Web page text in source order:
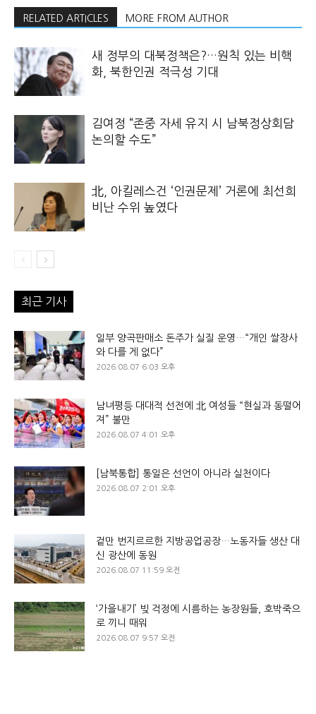
RELATED ARTICLES MORE FROM AUTHOR
새 정부의 대북정책은?…원칙 있는 비핵
화, 북한인권 적극성 기대
김여정 “존중 자세 유지 시 남북정상회담
논의할 수도”
北, 아킬레스건 ‘인권문제’ 거론에 최선희
비난 수위 높였다
최근 기사
일부 양곡판매소 돈주가 실질 운영…“개인 쌀장사
와 다를 게 없다”
2026.08.07 6:03 오후
남녀평등 대대적 선전에 北 여성들 “현실과 동떨어
져” 불만
2026.08.07 4:01 오후
[남북통합] 통일은 선언이 아니라 실천이다
2026.08.07 2:01 오후
겉만 번지르르한 지방공업공장…노동자들 생산 대
신 광산에 동원
2026.08.07 11:59 오전
‘가을내기’ 빚 걱정에 시름하는 농장원들, 호박죽으
로 끼니 때워
2026.08.07 9:57 오전